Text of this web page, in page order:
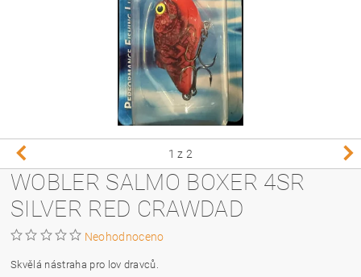
1 z 2
WOBLER SALMO BOXER 4SR
SILVER RED CRAWDAD
Neohodnoceno
Skvělá nástraha pro lov dravců.